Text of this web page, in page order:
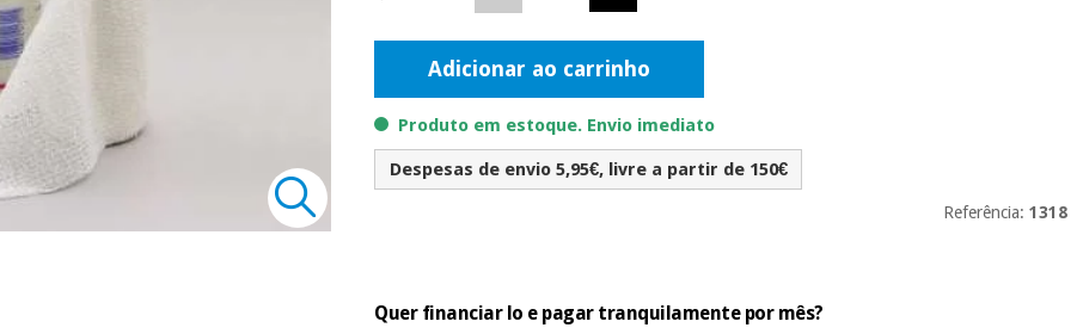
Adicionar ao carrinho
Produto em estoque. Envio imediato
Despesas de envio 5,95€, livre a partir de 150€
Referência: 1318
Quer financiar lo e pagar tranquilamente por mês?